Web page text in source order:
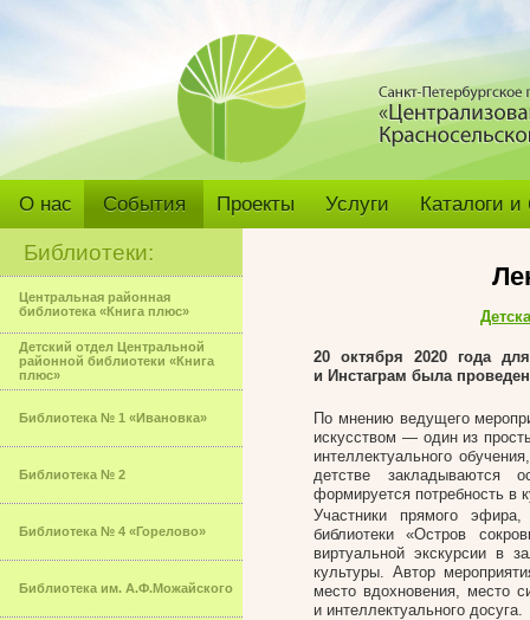
О нас События Проекты Услуги Каталоги
Библиотеки:
Центральная районная
библиотека «Книга плюс»
Детский отдел Центральной
районной библиотеки «Книга
плюс»
Библиотека № 1 «Ивановка»
Библиотека № 2
Библиотека № 4 «Горелово»
Библиотека им. А.Ф.Можайского
20 октября 2020 года
и Инстаграм была
По мнению ведущего
искусством — один из
интеллектуального
детстве закладываются
формируется потребность в
Участники прямого эфира,
библиотеки «Остров
виртуальной экскурсии в
культуры. Автор
место вдохновения, место
и интеллектуального досуга.